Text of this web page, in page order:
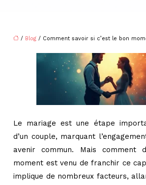
/ Blog / Comment savoir si c’est le bon
Le mariage est une étape
d’un couple, marquant
avenir commun. Mais comment
moment est venu de franchir ce
implique de nombreux facteurs,